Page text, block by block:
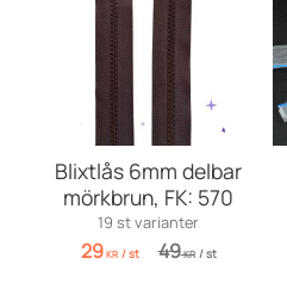
Blixtlås 6mm delbar
mörkbrun, FK: 570
19 st varianter
29KR /st 49KR /st